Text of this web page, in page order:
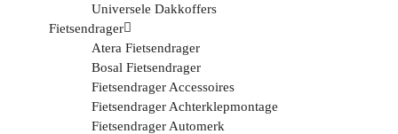
Universele Dakkoffers
Fietsendrager
Atera Fietsendrager
Bosal Fietsendrager
Fietsendrager Accessoires
Fietsendrager Achterklepmontage
Fietsendrager Automerk